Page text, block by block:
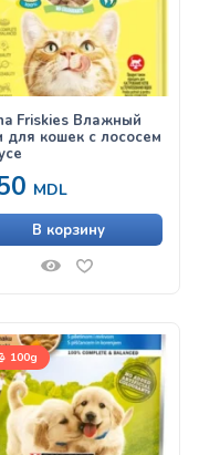
Friskies Влажный
кошек с лососем
MDL
В корзину
100g